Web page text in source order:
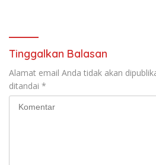
Tinggalkan Balasan
Alamat email Anda tidak akan
ditandai *